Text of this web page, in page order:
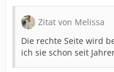
Zitat von Melissa
Die rechte Seite wird
ich sie schon seit